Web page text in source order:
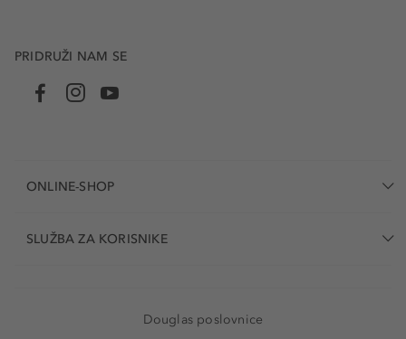
PRIDRUŽI NAM SE
ONLINE-SHOP
SLUŽBA ZA KORISNIKE
Douglas poslovnice